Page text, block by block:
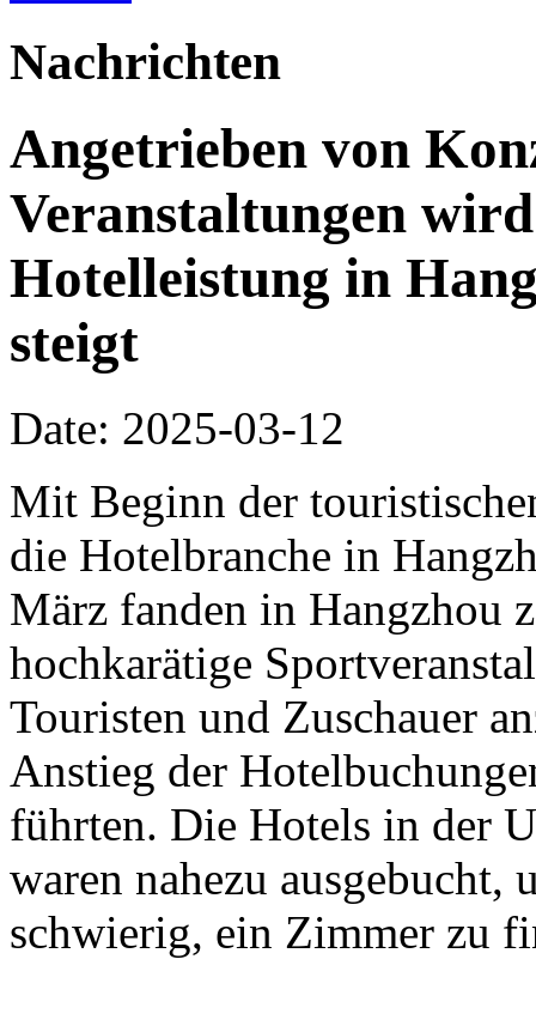
Nachrichten
Angetrieben von
Veranstaltungen
Hotelleistung in
steigt
Date: 2025-03-12
Mit Beginn der
die Hotelbranche in
März fanden in Hangzhou
hochkarätige
Touristen und Zuschauer
Anstieg der
führten. Die Hotels in der
waren nahezu
schwierig, ein Zimmer zu